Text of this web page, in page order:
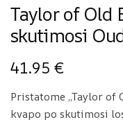
Taylor of Old
skutimosi
41.95 €
Pristatome „Taylor of
kvapo po skutimosi